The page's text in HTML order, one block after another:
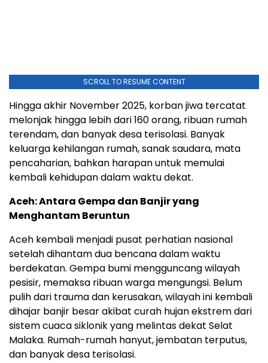
SCROLL TO RESUME CONTENT
Hingga akhir November 2025, korban jiwa tercatat
melonjak hingga lebih dari 160 orang, ribuan rumah
terendam, dan banyak desa terisolasi. Banyak
keluarga kehilangan rumah, sanak saudara, mata
pencaharian, bahkan harapan untuk memulai
kembali kehidupan dalam waktu dekat.
Aceh: Antara Gempa dan Banjir yang
Menghantam Beruntun
Aceh kembali menjadi pusat perhatian nasional
setelah dihantam dua bencana dalam waktu
berdekatan. Gempa bumi mengguncang wilayah
pesisir, memaksa ribuan warga mengungsi. Belum
pulih dari trauma dan kerusakan, wilayah ini kembali
dihajar banjir besar akibat curah hujan ekstrem dari
sistem cuaca siklonik yang melintas dekat Selat
Malaka. Rumah-rumah hanyut, jembatan terputus,
dan banyak desa terisolasi.